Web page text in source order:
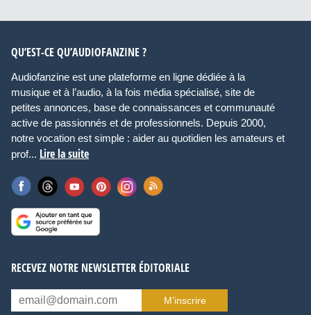
QU’EST-CE QU’AUDIOFANZINE ?
Audiofanzine est une plateforme en ligne dédiée à la
musique et à l’audio, à la fois média spécialisé, site de
petites annonces, base de connaissances et communauté
active de passionnés et de professionnels. Depuis 2000,
notre vocation est simple : aider au quotidien les amateurs et
prof... Lire la suite
RECEVEZ NOTRE NEWSLETTER ÉDITORIALE
M’inscrire